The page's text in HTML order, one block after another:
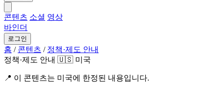
콘텐츠 소셜 영상
바인더
로그인
홈 / 콘텐츠 / 정책·제도 안내
정책·제도 안내 🇺🇸 미국
📍 이 콘텐츠는 미국에 한정된 내용입니다.